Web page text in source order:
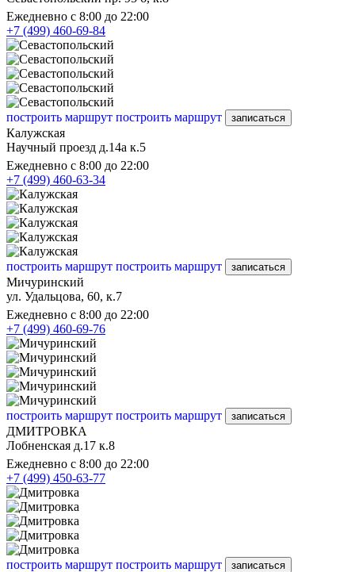
Ежедневно с 8:00 до 22:00
+7 (499) 460-69-84
построить маршрут построить маршрут записаться
Калужская
Научный проезд д.14а к.5
Ежедневно с 8:00 до 22:00
+7 (499) 460-63-34
построить маршрут построить маршрут записаться
Мичуринский
ул. Удальцова, 60, к.7
Ежедневно с 8:00 до 22:00
+7 (499) 460-69-76
построить маршрут построить маршрут записаться
ДМИТРОВКА
Лобненская д.17 к.8
Ежедневно с 8:00 до 22:00
+7 (499) 450-63-77
построить маршрут построить маршрут записаться